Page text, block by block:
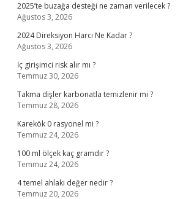
2025’te buzağa desteği ne zaman verilecek ?
Ağustos 3, 2026
2024 Direksiyon Harcı Ne Kadar ?
Ağustos 3, 2026
İç girişimci risk alır mı ?
Temmuz 30, 2026
Takma dişler karbonatla temizlenir mi ?
Temmuz 28, 2026
Karekök 0 rasyonel mi ?
Temmuz 24, 2026
100 ml ölçek kaç gramdır ?
Temmuz 24, 2026
4 temel ahlaki değer nedir ?
Temmuz 20, 2026